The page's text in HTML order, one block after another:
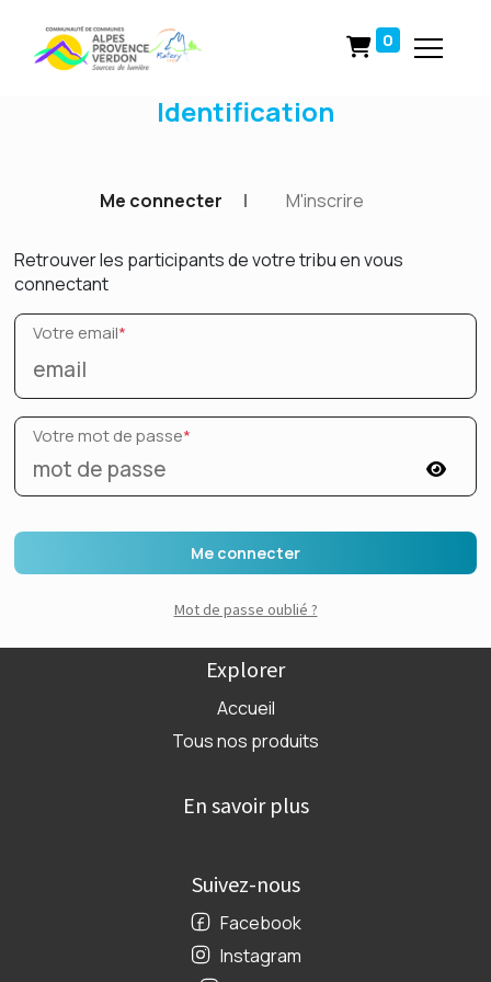
0
Identification
Me connecter | M'inscrire
Retrouver les participants de votre tribu en vous
connectant
Votre email*
Votre mot de passe*
Me connecter
Mot de passe oublié ?
Explorer
Accueil
Tous nos produits
En savoir plus
Suivez-nous
Facebook
Instagram